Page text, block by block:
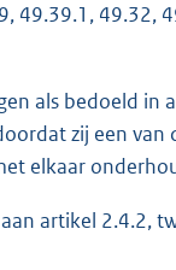
49.39.1, 49.32,
als bedoeld in
zij een
elkaar
artikel 2.4.2,